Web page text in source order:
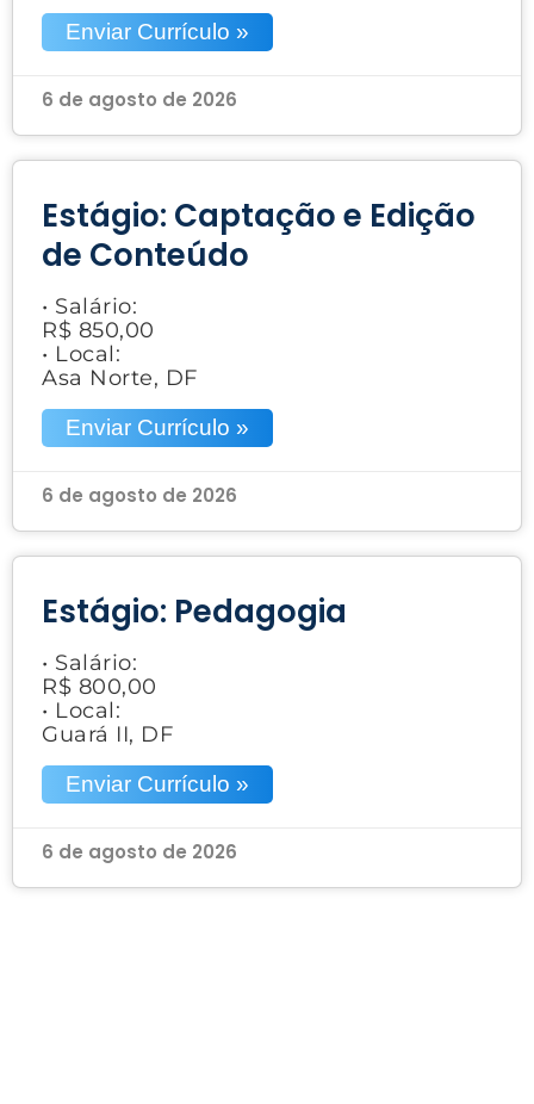
Enviar Currículo »
6 de agosto de 2026
Estágio: Captação e Edição
de Conteúdo
• Salário:
R$ 850,00
• Local:
Asa Norte, DF
Enviar Currículo »
6 de agosto de 2026
Estágio: Pedagogia
• Salário:
R$ 800,00
• Local:
Guará II, DF
Enviar Currículo »
6 de agosto de 2026